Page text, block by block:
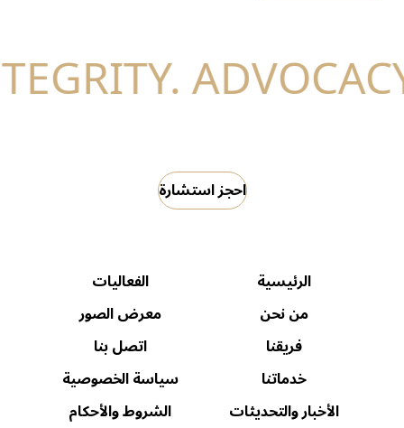
احجز استشارة
الرئيسية
من نحن
فريقنا
خدماتنا
الأخبار والتحديثات
الفعاليات
معرض الصور
اتصل بنا
سياسة الخصوصية
الشروط والأحكام